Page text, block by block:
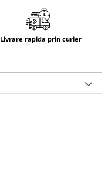
Livrare rapida prin curier